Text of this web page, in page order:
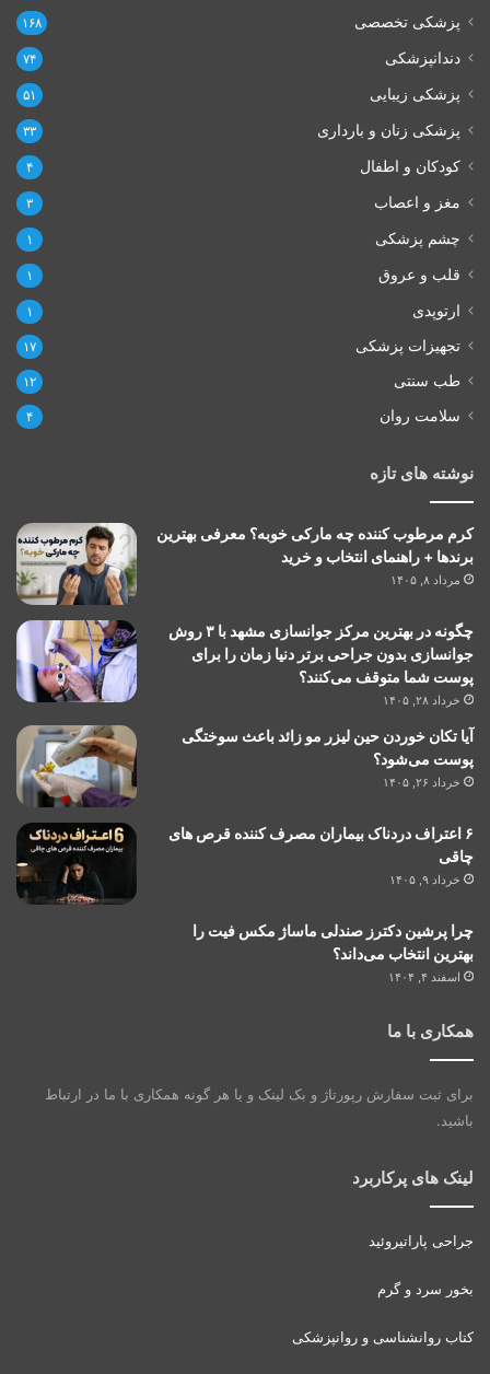
پزشکی تخصصی ۱۶۸
دندانپزشکی ۷۴
پزشکی زیبایی ۵۱
پزشکی زنان و بارداری ۳۳
کودکان و اطفال ۴
مغز و اعصاب ۳
چشم پزشکی ۱
قلب و عروق ۱
ارتوپدی ۱
تجهیزات پزشکی ۱۷
طب سنتی ۱۲
سلامت روان ۴
نوشته های تازه
کرم مرطوب کننده چه مارکی خوبه؟ معرفی بهترین
برندها + راهنمای انتخاب و خرید
مرداد ۸, ۱۴۰۵
چگونه در بهترین مرکز جوانسازی مشهد با ۳ روش
جوانسازی بدون جراحی برتر دنیا زمان را برای
پوست شما متوقف می‌کنند؟
خرداد ۲۸, ۱۴۰۵
آیا تکان خوردن حین لیزر مو زائد باعث سوختگی
پوست می‌شود؟
خرداد ۲۶, ۱۴۰۵
۶ اعتراف دردناک بیماران مصرف کننده قرص های
چاقی
خرداد ۹, ۱۴۰۵
چرا پرشین دکترز صندلی ماساژ مکس فیت را
بهترین انتخاب می‌داند؟
اسفند ۴, ۱۴۰۴
همکاری با ما
برای ثبت سفارش رپورتاژ و بک لینک و یا هر گونه همکاری با ما در ارتباط
باشید.
لینک های پرکاربرد
جراحی پاراتیروئید
بخور سرد و گرم
کتاب روانشناسی و روانپزشکی